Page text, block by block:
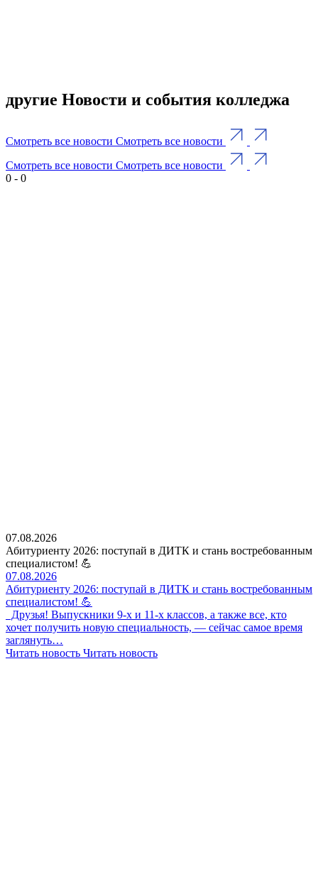
другие Новости и события колледжа
Смотреть все новости Смотреть все новости
Смотреть все новости Смотреть все новости
0 - 0
07.08.2026
Абитуриенту 2026: поступай в ДИТК и стань востребованным
специалистом! 💪
07.08.2026
Абитуриенту 2026: поступай в ДИТК и стань востребованным
специалистом! 💪
Друзья! Выпускники 9-х и 11-х классов, а также все, кто
хочет получить новую специальность, — сейчас самое время
заглянуть…
Читать новость Читать новость